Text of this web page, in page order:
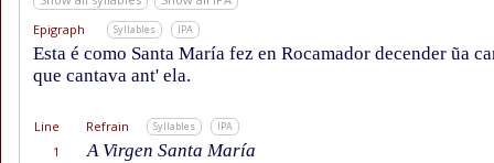
Epigraph
Syllables IPA
Esta é como Santa María fez en Rocamador decender ũa
que cantava ant' ela.
Line Refrain Syllables IPA
1 A Virgen Santa María